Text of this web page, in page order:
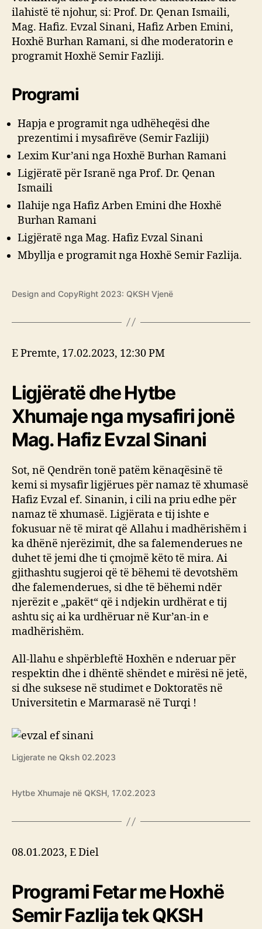
ilahistë të njohur, si: Prof. Dr. Qenan Ismaili,
Mag. Hafiz. Evzal Sinani, Hafiz Arben Emini,
Hoxhë Burhan Ramani, si dhe moderatorin e
programit Hoxhë Semir Fazliji.
Programi
Hapja e programit nga udhëheqësi dhe
prezentimi i mysafirëve (Semir Fazliji)
Lexim Kur’ani nga Hoxhë Burhan Ramani
Ligjëratë për Isranë nga Prof. Dr. Qenan
Ismaili
Ilahije nga Hafiz Arben Emini dhe Hoxhë
Burhan Ramani
Ligjëratë nga Mag. Hafiz Evzal Sinani
Mbyllja e programit nga Hoxhë Semir Fazlija.
Design and CopyRight 2023: QKSH Vjenë
E Premte, 17.02.2023, 12:30 PM
Ligjëratë dhe Hytbe
Xhumaje nga mysafiri jonë
Mag. Hafiz Evzal Sinani
Sot, në Qendrën tonë patëm kënaqësinë të
kemi si mysafir ligjërues për namaz të xhumasë
Hafiz Evzal ef. Sinanin, i cili na priu edhe për
namaz të xhumasë. Ligjërata e tij ishte e
fokusuar në të mirat që Allahu i madhërishëm i
ka dhënë njerëzimit, dhe sa falemenderues ne
duhet të jemi dhe ti çmojmë këto të mira. Ai
gjithashtu sugjeroi që të bëhemi të devotshëm
dhe falemenderues, si dhe të bëhemi ndër
njerëzit e „pakët“ që i ndjekin urdhërat e tij
ashtu siç ai ka urdhëruar në Kur’an-in e
madhërishëm.
All-llahu e shpërbleftë Hoxhën e nderuar për
respektin dhe i dhëntë shëndet e mirësi në jetë,
si dhe suksese në studimet e Doktoratës në
Universitetin e Marmarasë në Turqi !
Ligjerate ne Qksh 02.2023
Hytbe Xhumaje në QKSH, 17.02.2023
08.01.2023, E Diel
Programi Fetar me Hoxhë
Semir Fazlija tek QKSH